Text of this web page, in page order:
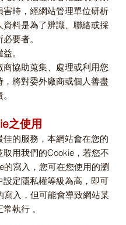
害時，經網站管理單位研析
資料是為了辨識、聯絡或採
要者。
。
商協助蒐集、處理或利用您
，將對委外廠商或個人善盡
之使用
佳的服務，本網站會在您的
取用我們的Cookie，若您不
的寫入，您可在您使用的瀏
設定隱私權等級為高，即可
寫入，但可能會導致網站某
執行 。